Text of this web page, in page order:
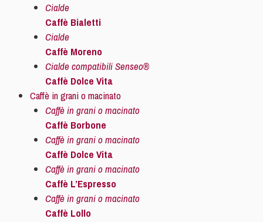
Cialde
Caffè Bialetti
Cialde
Caffè Moreno
Cialde compatibili Senseo®
Caffè Dolce Vita
Caffè in grani o macinato
Caffè in grani o macinato
Caffè Borbone
Caffè in grani o macinato
Caffè Dolce Vita
Caffè in grani o macinato
Caffè L’Espresso
Caffè in grani o macinato
Caffè Lollo